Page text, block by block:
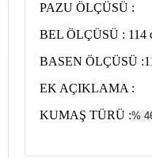
PAZU ÖLÇÜSÜ :
BEL ÖLÇÜSÜ : 114
BASEN ÖLÇÜSÜ
EK AÇIKLAMA :
KUMAŞ TÜRÜ :%